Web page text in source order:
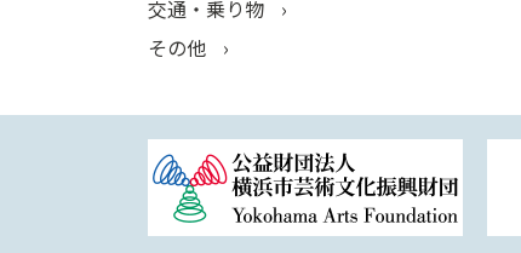
交通・乗り物
その他